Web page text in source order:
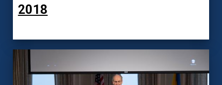
2018